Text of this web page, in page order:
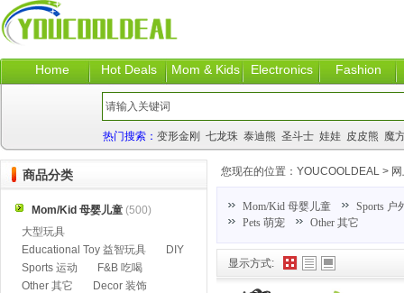
Home Hot Deals Mom & Kids Electronics Fashion
热门搜索： 变形金刚 七龙珠 泰迪熊 圣斗士 娃娃 皮皮熊 魔
显示方式:
您现在的位置： YOUCOOLDEAL >
Mom/Kid 母婴儿童
Sports 户
Pets 萌宠
Other 其它
商品分类
Mom/Kid 母婴儿童 (500)
大型玩具
Educational Toy 益智玩具
DIY
Sports 运动
F&B 吃喝
Other 其它
Decor 装饰